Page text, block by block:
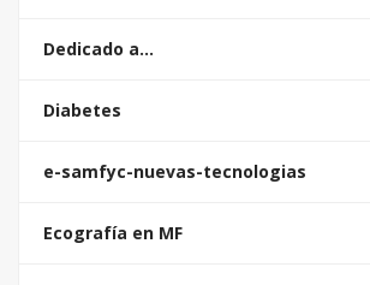
Dedicado a…
Diabetes
e-samfyc-nuevas-tecnologias
Ecografía en MF